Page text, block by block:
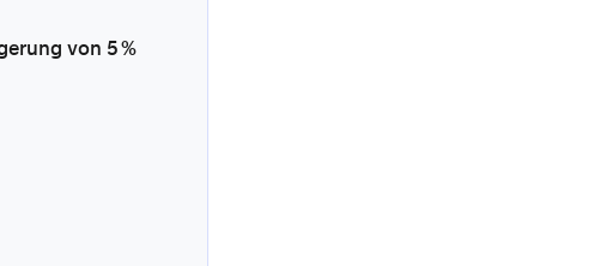
von 5 %